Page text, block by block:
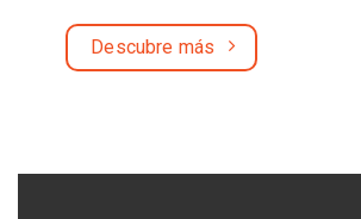
Descubre más